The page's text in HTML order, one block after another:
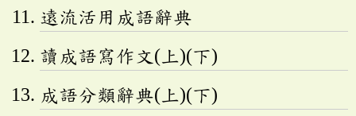
遠流活用成語辭典
讀成語寫作文(上)(下)
成語分類辭典(上)(下)